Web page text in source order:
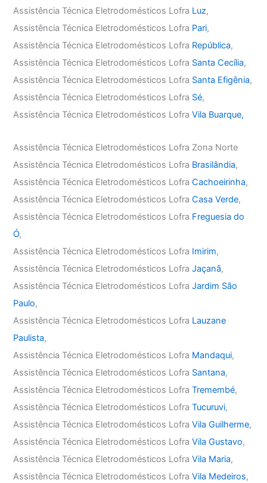
Assistência Técnica Eletrodomésticos Lofra Luz,
Assistência Técnica Eletrodomésticos Lofra Pari,
Assistência Técnica Eletrodomésticos Lofra República,
Assistência Técnica Eletrodomésticos Lofra Santa Cecília,
Assistência Técnica Eletrodomésticos Lofra Santa Efigênia,
Assistência Técnica Eletrodomésticos Lofra Sé,
Assistência Técnica Eletrodomésticos LofraVila Buarque,
Assistência Técnica Eletrodomésticos Lofra Zona Norte
Assistência Técnica Eletrodomésticos Lofra Brasilândia,
Assistência Técnica Eletrodomésticos LofraCachoeirinha,
Assistência Técnica Eletrodomésticos LofraCasa Verde,
Assistência Técnica Eletrodomésticos Lofra Freguesia do
Ó,
Assistência Técnica Eletrodomésticos Lofra Imirim,
Assistência Técnica Eletrodomésticos LofraJaçanã,
Assistência Técnica Eletrodomésticos LofraJardim São
Paulo,
Assistência Técnica Eletrodomésticos Lofra Lauzane
Paulista,
Assistência Técnica Eletrodomésticos Lofra Mandaqui,
Assistência Técnica Eletrodomésticos Lofra Santana,
Assistência Técnica Eletrodomésticos LofraTremembé,
Assistência Técnica Eletrodomésticos LofraTucuruvi,
Assistência Técnica Eletrodomésticos LofraVila Guilherme,
Assistência Técnica Eletrodomésticos LofraVila Gustavo,
Assistência Técnica Eletrodomésticos LofraVila Maria,
Assistência Técnica Eletrodomésticos LofraVila Medeiros,